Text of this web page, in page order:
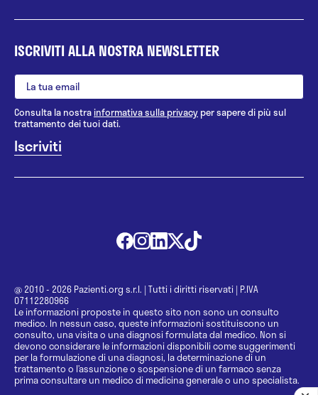
ISCRIVITI ALLA NOSTRA NEWSLETTER
Consulta la nostrainformativa sulla privacy per sapere di più sul
trattamento dei tuoi dati.
@ 2010 - 2026 Pazienti.org s.r.l. | Tutti i diritti riservati | P.IVA
07112280966
Le informazioni proposte in questo sito non sono un consulto
medico. In nessun caso, queste informazioni sostituiscono un
consulto, una visita o una diagnosi formulata dal medico. Non si
devono considerare le informazioni disponibili come suggerimenti
per la formulazione di una diagnosi, la determinazione di un
trattamento o l’assunzione o sospensione di un farmaco senza
prima consultare un medico di medicina generale o uno specialista.